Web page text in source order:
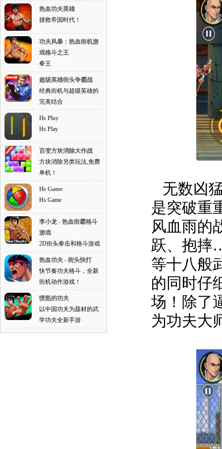
热血功夫英雄
拯救帝国时代！
功夫风暴：热血街机游
戏格斗之王
拳王
超级英雄街头争霸战
经典街机与超级英雄的
完美结合
Hs Play
Hs Play
百变方块消除大作战
方块消除另类玩法,免费
单机！
Hs Game
Hs Game
李小龙 - 热血街霸格斗
游戏
2D街头拳击和格斗游戏
热血功夫 - 街头快打
快节奏功夫格斗，全新
街机动作游戏！
愤怒的功夫
以中国功夫为题材的武
学功夫全新手游
无数凶
是突破重
风血雨的
跃、抱摔
等十八般
的同时仔
场！除了
为功夫大